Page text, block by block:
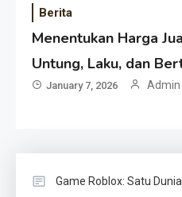
Berita
Menentukan Harga
Untung, Laku, dan
January 7, 2026 Admin
Game Roblox: Satu